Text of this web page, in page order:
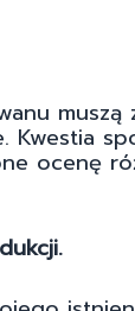
muszą
Kwestia
ocenę